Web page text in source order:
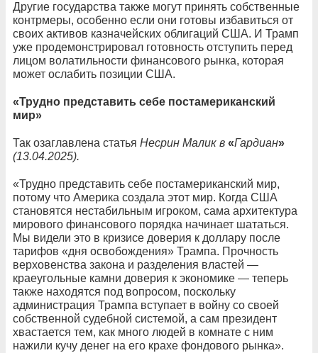
Другие государства также могут принять собственные
контрмеры, особенно если они готовы избавиться от
своих активов казначейских облигаций США. И Трамп
уже продемонстрировал готовность отступить перед
лицом волатильности финансового рынка, которая
может ослабить позиции США.
«Трудно представить себе постамериканский
мир»
Так озаглавлена статья Несрин Малик в «Гардиан»
(13.04.2025).
«Трудно представить себе постамериканский мир,
потому что Америка создала этот мир. Когда США
становятся нестабильным игроком, сама архитектура
мирового финансового порядка начинает шататься.
Мы видели это в кризисе доверия к доллару после
тарифов «дня освобождения» Трампа. Прочность
верховенства закона и разделения властей —
краеугольные камни доверия к экономике — теперь
также находятся под вопросом, поскольку
администрация Трампа вступает в войну со своей
собственной судебной системой, а сам президент
хвастается тем, как много людей в комнате с ним
нажили кучу денег на его крахе фондового рынка».